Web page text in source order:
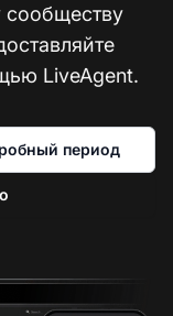
LiveAgent.
период